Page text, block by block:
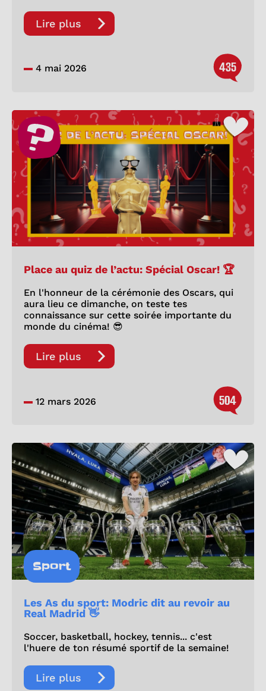
Lire plus
4 mai 2026 435
Place au quiz de l’actu: Spécial Oscar! 🏆
En l'honneur de la cérémonie des Oscars, qui
aura lieu ce dimanche, on teste tes
connaissance sur cette soirée importante du
monde du cinéma! 😎
Lire plus
12 mars 2026 504
Sport
Les As du sport: Modric dit au revoir au
Real Madrid 👋
Soccer, basketball, hockey, tennis... c'est
l'huere de ton résumé sportif de la semaine!
Lire plus